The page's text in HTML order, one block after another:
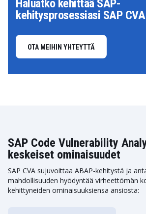
Haluatko kehittää SAP-
kehitysprosessiasi SAP
OTA MEIHIN YHTEYTTÄ
SAP Code Vulnerability
keskeiset ominaisuudet
SAP CVA sujuvoittaa ABAP-kehitystä ja
mahdollisuuden hyödyntää virheettömän
kehittyneiden ominaisuuksiensa ansiosta: